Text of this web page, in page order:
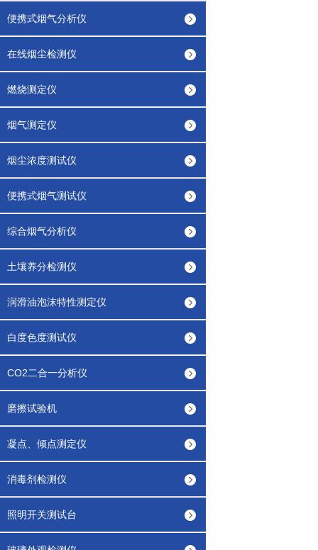
便携式烟气分析仪
在线烟尘检测仪
燃烧测定仪
烟气测定仪
烟尘浓度测试仪
便携式烟气测试仪
综合烟气分析仪
土壤养分检测仪
润滑油泡沫特性测定仪
白度色度测试仪
CO2二合一分析仪
磨擦试验机
凝点、倾点测定仪
消毒剂检测仪
照明开关测试台